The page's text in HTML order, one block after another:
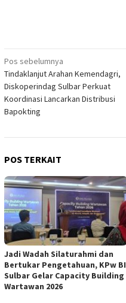
Navigasi
pos
Pos sebelumnya
Tindaklanjut Arahan Kemendagri,
Diskoperindag Sulbar Perkuat
Koordinasi Lancarkan Distribusi
Bapokting
POS TERKAIT
Jadi Wadah Silaturahmi dan
Bertukar Pengetahuan, KPw BI
Sulbar Gelar Capacity Building
Wartawan 2026